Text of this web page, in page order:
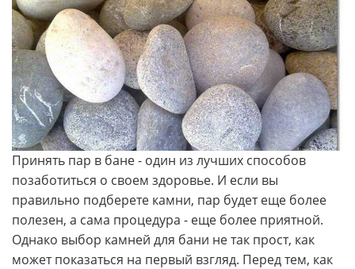
Принять пар в бане - один из лучших способов
позаботиться о своем здоровье. И если вы
правильно подберете камни, пар будет еще более
полезен, а сама процедура - еще более приятной.
Однако выбор камней для бани не так прост, как
может показаться на первый взгляд. Перед тем, как